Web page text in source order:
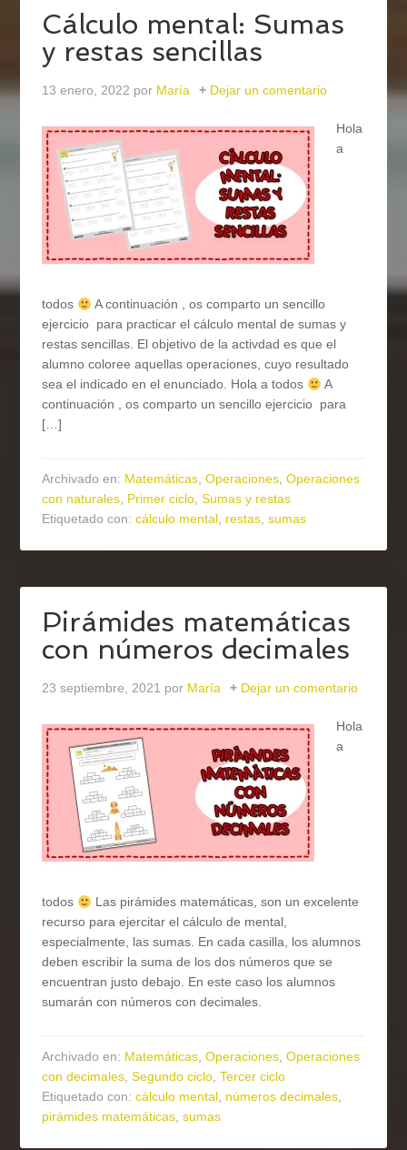
Cálculo mental: Sumas
y restas sencillas
13 enero, 2022 por María Dejar un comentario
Hola
a
todos
A continuación , os comparto un sencillo
ejercicio para practicar el cálculo mental de sumas y
restas sencillas. El objetivo de la activdad es que el
alumno coloree aquellas operaciones, cuyo resultado
sea el indicado en el enunciado. Hola a todos
A
continuación , os comparto un sencillo ejercicio para
[…]
Archivado en: Matemáticas,Operaciones,Operaciones
con naturales, Primer ciclo,Sumas y restas
Etiquetado con:cálculo mental, restas,sumas
Pirámides matemáticas
con números decimales
23 septiembre, 2021 por María Dejar un comentario
Hola
a
todos
Las pirámides matemáticas, son un excelente
recurso para ejercitar el cálculo de mental,
especialmente, las sumas. En cada casilla, los alumnos
deben escribir la suma de los dos números que se
encuentran justo debajo. En este caso los alumnos
sumarán con números con decimales.
Archivado en: Matemáticas,Operaciones,Operaciones
con decimales,Segundo ciclo,Tercer ciclo
Etiquetado con:cálculo mental, números decimales,
pirámides matemáticas,sumas